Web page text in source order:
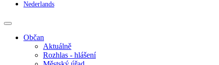
Nederlands
Občan
Aktuálně
Rozhlas - hlášení